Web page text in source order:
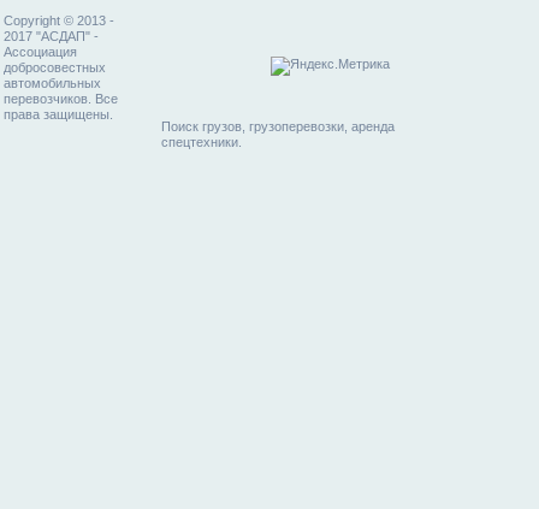
Copyright © 2013 -
2017 "АСДАП" -
Ассоциация
добросовестных
автомобильных
перевозчиков. Все
права защищены.
Поиск грузов, грузоперевозки, аренда
спецтехники.